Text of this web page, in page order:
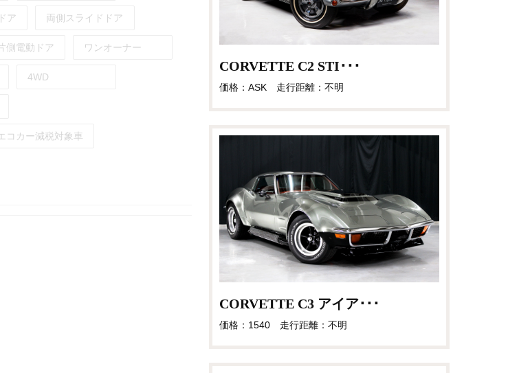
ア 両側スライドドア
側電動ドア ワンオーナー
4WD
コカー減税対象車
CORVETTE C2 STI･･･
価格：ASK 走行距離：不明
CORVETTE C3 アイア･･･
価格：1540 走行距離：不明